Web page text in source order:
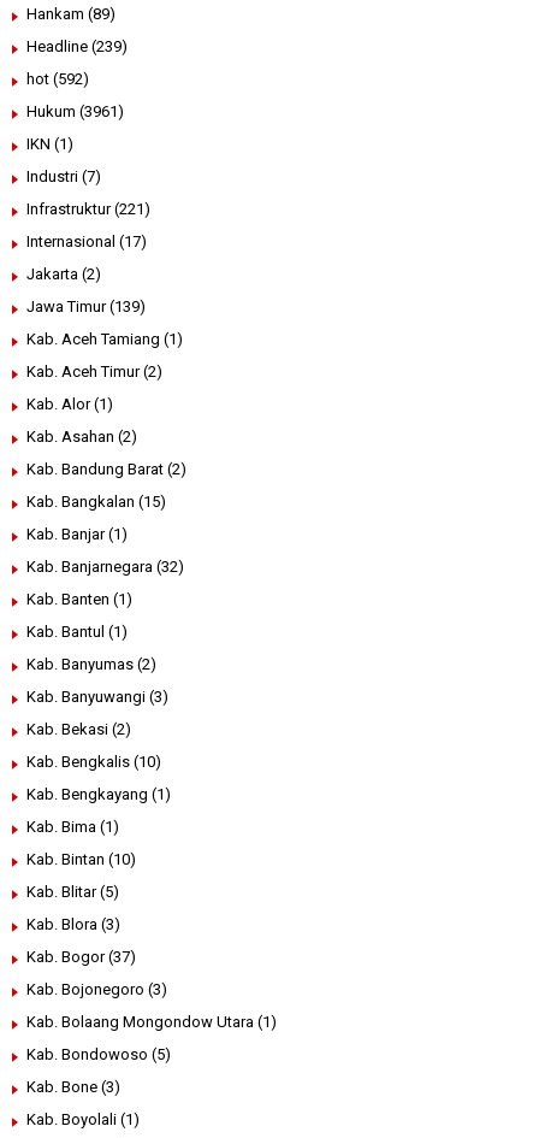
Hankam (89)
Headline (239)
hot (592)
Hukum (3961)
IKN (1)
Industri (7)
Infrastruktur (221)
Internasional (17)
Jakarta (2)
Jawa Timur (139)
Kab. Aceh Tamiang (1)
Kab. Aceh Timur (2)
Kab. Alor (1)
Kab. Asahan (2)
Kab. Bandung Barat (2)
Kab. Bangkalan (15)
Kab. Banjar (1)
Kab. Banjarnegara (32)
Kab. Banten (1)
Kab. Bantul (1)
Kab. Banyumas (2)
Kab. Banyuwangi (3)
Kab. Bekasi (2)
Kab. Bengkalis (10)
Kab. Bengkayang (1)
Kab. Bima (1)
Kab. Bintan (10)
Kab. Blitar (5)
Kab. Blora (3)
Kab. Bogor (37)
Kab. Bojonegoro (3)
Kab. Bolaang Mongondow Utara (1)
Kab. Bondowoso (5)
Kab. Bone (3)
Kab. Boyolali (1)